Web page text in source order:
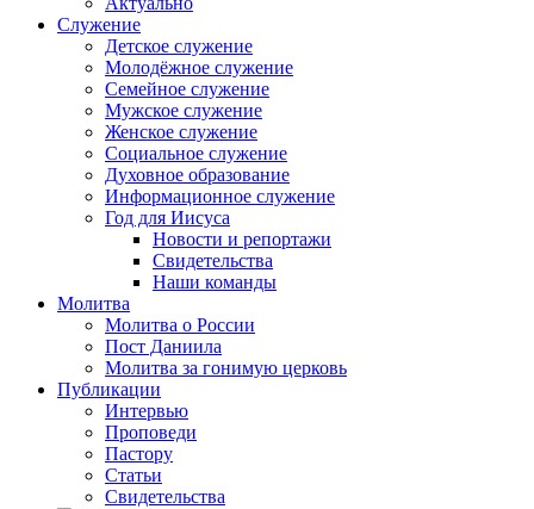
Служение
Детское служение
Молодёжное служение
Семейное служение
Мужское служение
Женское служение
Социальное служение
Духовное образование
Информационное служение
Год для Иисуса
Новости и репортажи
Свидетельства
Наши команды
Молитва
Молитва о России
Пост Даниила
Молитва за гонимую церковь
Публикации
Интервью
Проповеди
Пастору
Статьи
Свидетельства